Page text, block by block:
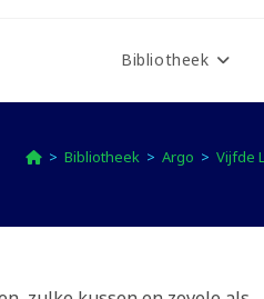
Bibliotheek
> Bibliotheek > Argo > Vijfde